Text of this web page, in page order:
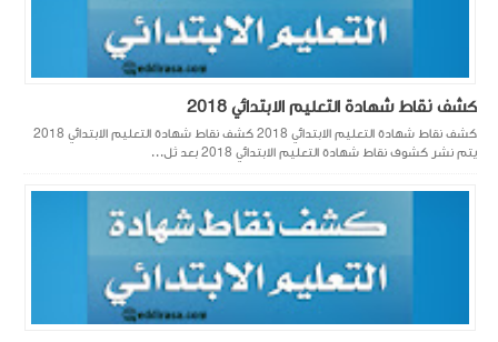
كشف نقاط شهادة التعليم الابتدائي 2018
كشف نقاط شهادة التعليم الابتدائي 2018 كشف نقاط شهادة التعليم الابتدائي 2018
يتم نشر كشوف نقاط شهادة التعليم الابتدائي 2018 بعد ثل...